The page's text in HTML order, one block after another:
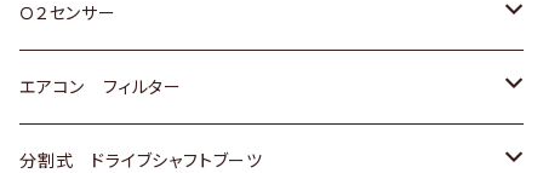
スバル
三菱
スバル
ダイハツ
マツダ
三菱
ダイハツ
三菱
スバル
ホンダ
スズキ
日産
Ｏ２センサー
トヨタ
ホンダ
エアコン フィルター
トヨタ
分割式 ドライブシャフトブーツ